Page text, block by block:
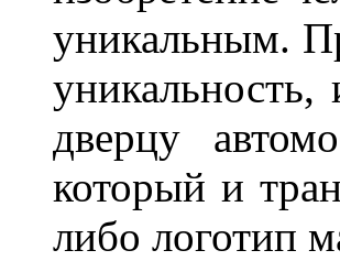
уникальным.
уникальность,
дверцу
который и
либо логотип